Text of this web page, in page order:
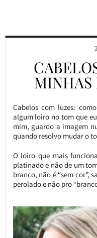
MINHAS
Cabelos com luzes:
algum loiro no tom que
mim, guardo a imagem
quando resolvo mudar o
O loiro que mais
platinado e não de um
branco, não é “sem cor”,
perolado e não pro